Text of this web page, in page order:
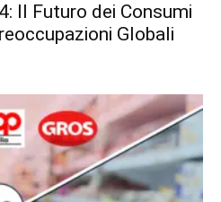
Il Futuro dei Consumi
Globali